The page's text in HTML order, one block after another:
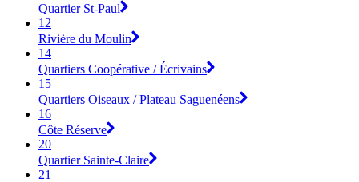
Quartier St-Paul
12
Rivière du Moulin
14
Quartiers Coopérative / Écrivains
15
Quartiers Oiseaux / Plateau Saguenéens
16
Côte Réserve
20
Quartier Sainte-Claire
21